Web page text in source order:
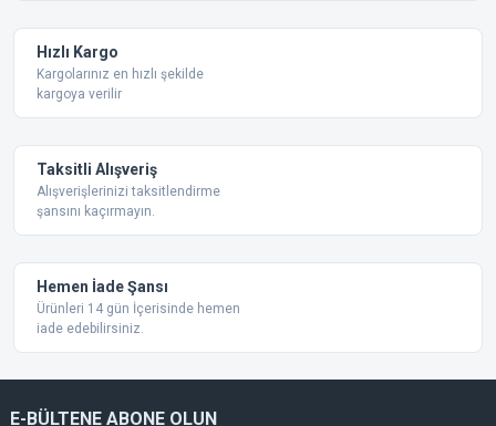
Bu ürüne benzer farklı alternatifler olmalı.
Hızlı Kargo
Kargolarınız en hızlı şekilde
kargoya verilir
Taksitli Alışveriş
Alışverişlerinizi taksitlendirme
şansını kaçırmayın.
Hemen İade Şansı
Ürünleri 14 gün İçerisinde hemen
iade edebilirsiniz.
E-BÜLTENE ABONE OLUN